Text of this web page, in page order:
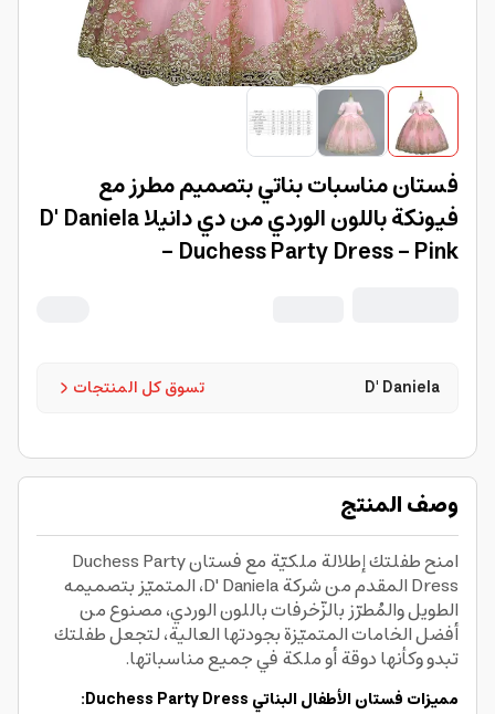
فستان مناسبات بناتي بتصميم مطرز مع
فيونكة باللون الوردي من دي دانيلا D' Daniela
- Duchess Party Dress - Pink
تسوق كل المنتجات D' Daniela
وصف المنتج
امنح طفلتك إطلالة ملكيّة مع فستان Duchess Party
Dress المقدم من شركة D' Daniela، المتميّز بتصميمه
الطويل والمُطرّز بالزّخرفات باللون الوردي، مصنوع من
أفضل الخامات المتميّزة بجودتها العالية، لتجعل طفلتك
تبدو وكأنها دوقة أو ملكة في جميع مناسباتها.
مميزات فستان الأطفال البناتي Duchess Party Dress: